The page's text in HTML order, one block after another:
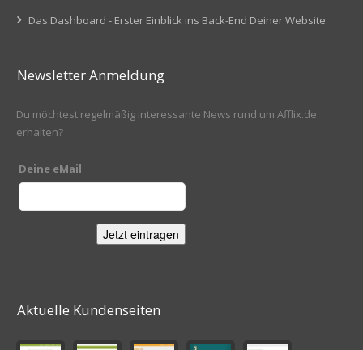
Das Dashboard - Erster Einblick ins Back-End Deiner Website
Newsletter Anmeldung
Du möchtest regelmäßig interessante News rund um Afflix.de
erhalten?
Deine eMail
Aktuelle Kundenseiten